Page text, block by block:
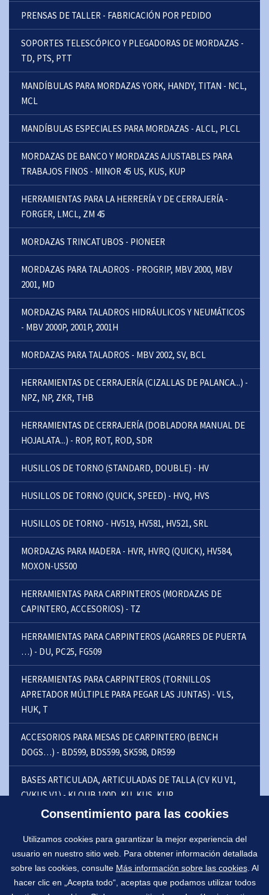
PRENSAS DE TALLER - FABRICACIÓN POR PEDIDO
SOPORTES TELESCÓPICO Y PLEGADORAS DE MORDAZAS -
TD, PTS, PTT
MANDÍBULAS PARA MORDAZAS YORK, HANDY, TITAN - NCL,
MCL
MANDÍBULAS ESPECIALES PARA MORDAZAS - ALCL, PLCL
MORDAZAS DE BANCO Y MORDAZAS AJUSTABLES PARA
TRABAJOS FINOS - MINOR 45 US, KUS, KUP
HERRAMIENTAS PARA LA HERRERÍA Y DE CERRAJERÍA -
FORGER, LMCL, ZM 45
MORDAZAS TRINCATUBOS - PIONEER
MORDAZAS PARA TALADROS - PROGRIP, MBV 2000, MBV
2001, MD
MORDAZAS PARA TALADROS HIDRÁULICOS Y NEUMÁTICOS
- MBV 2000P, 2001P, 2001H
MORDAZAS PARA TALADROS - MBV 2002, SV, BCL
HERRAMIENTAS DE CERRAJERÍA (CIZALLAS DE PALANCA...) -
NPZ, NP, ZKR, THB
HERRAMIENTAS DE CERRAJERÍA (DOBLADORA MANUAL DE
HOJALATA...) - ROP, ROT, ROD, SDR
HUSILLOS DE TORNO (STANDARD, DOUBLE) - HV
HUSILLOS DE TORNO (QUICK, SPEED) - HVQ, HVS
HUSILLOS DE TORNO - HV519, HV581, HV521, SRL
MORDAZAS PARA MADERA - HVR, HVRQ (QUICK), HV584,
MOXON-US500
HERRAMIENTAS PARA CARPINTEROS (MORDAZAS DE
CAPINTERO, ACCESORIOS) - TZ
HERRAMIENTAS PARA CARPINTEROS (AGARRES DE PUERTA
…) - DU, PC25, FG509
HERRAMIENTAS PARA CARPINTEROS (TORNILLOS
APRETADOR MÚLTIPLE PARA PEGAR LAS JUNTAS) - VLS,
HUK, T
ACCESORIOS PARA MESAS DE CARPINTERO (BENCH
DOGS…) - BD599, BDS599, SK598, DR599
BASES ARTICULADA, ARTICULADAS DE TALLA (CV KU V1,
CVKUS V1) - KLOUB 100D, KU, KUS, KUP
GARRAS DE SUJECIÓN DEL SUELO - FC
TORNILLOS ANGULARES - PUS, PNEUSETY, VACU
PRODUCCIÓN POR PEDIDO, TORNILLOS, TUERCAS,
Consentimiento para las cookies
Utilizamos cookies para garantizar la mejor experiencia del
usuario en nuestro sitio web. Para obtener información detallada
sobre las cookies, consulte Más información sobre las cookies. Al
hacer clic en „Acepta todo“, aceptas que podamos utilizar todos